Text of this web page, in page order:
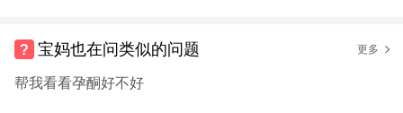
宝妈也在问类似的问题 更多
帮我看看孕酮好不好